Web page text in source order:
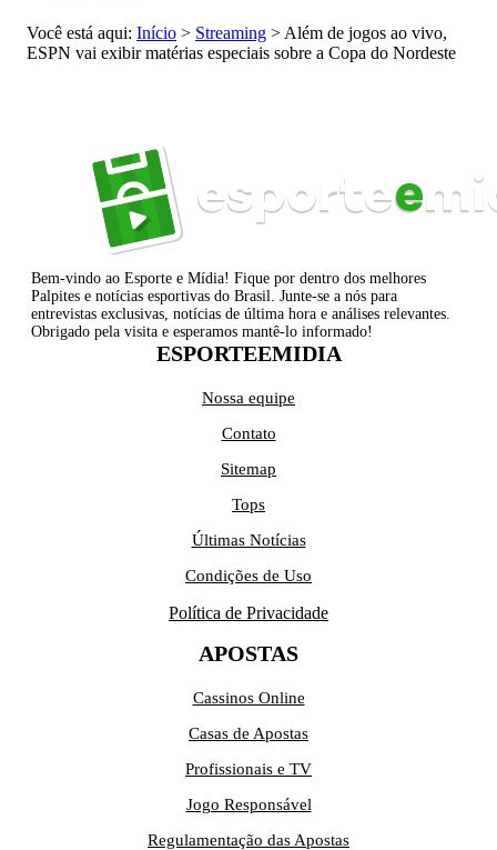
Você está aqui: Início > Streaming > Além de jogos ao vivo,
ESPN vai exibir matérias especiais sobre a Copa do Nordeste
Bem-vindo ao Esporte e Mídia! Fique por dentro dos melhores
Palpites e notícias esportivas do Brasil. Junte-se a nós para
entrevistas exclusivas, notícias de última hora e análises relevantes.
Obrigado pela visita e esperamos mantê-lo informado!
ESPORTEEMIDIA
Nossa equipe
Contato
Sitemap
Tops
Últimas Notícias
Condições de Uso
Política de Privacidade
APOSTAS
Cassinos Online
Casas de Apostas
Profissionais e TV
Jogo Responsável
Regulamentação das Apostas